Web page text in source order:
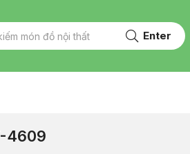
Enter
4609